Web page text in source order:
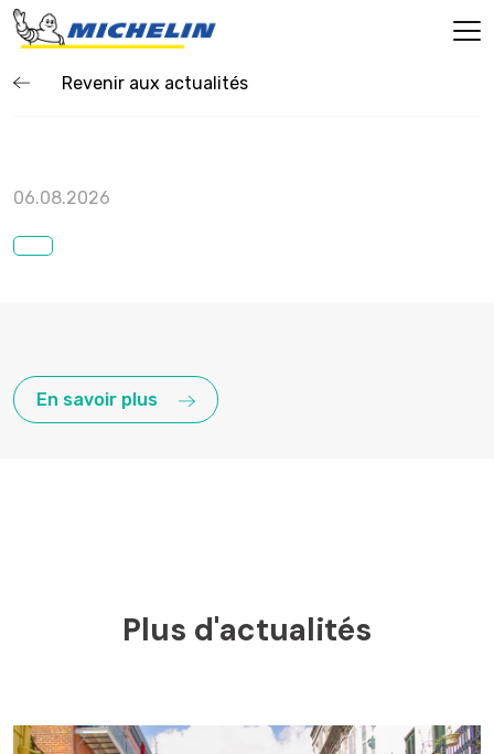
Revenir aux actualités
06.08.2026
En savoir plus
Plus d'actualités